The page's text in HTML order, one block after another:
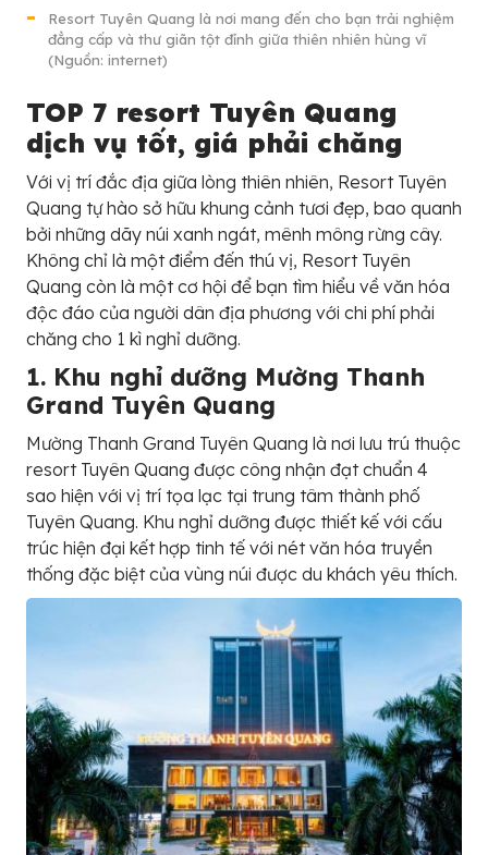
Resort Tuyên Quang là nơi mang đến cho bạn trải nghiệm
đẳng cấp và thư giãn tột đỉnh giữa thiên nhiên hùng vĩ
(Nguồn: internet)
TOP 7 resort Tuyên Quang
dịch vụ tốt, giá phải chăng
Với vị trí đắc địa giữa lòng thiên nhiên, Resort Tuyên
Quang tự hào sở hữu khung cảnh tươi đẹp, bao quanh
bởi những dãy núi xanh ngát, mênh mông rừng cây.
Không chỉ là một điểm đến thú vị, Resort Tuyên
Quang còn là một cơ hội để bạn tìm hiểu về văn hóa
độc đáo của người dân địa phương với chi phí phải
chăng cho 1 kì nghỉ dưỡng.
1. Khu nghỉ dưỡng Mường Thanh
Grand Tuyên Quang
Mường Thanh Grand Tuyên Quang là nơi lưu trú thuộc
resort Tuyên Quang được công nhận đạt chuẩn 4
sao hiện với vị trí tọa lạc tại trung tâm thành phố
Tuyên Quang. Khu nghỉ dưỡng được thiết kế với cấu
trúc hiện đại kết hợp tinh tế với nét văn hóa truyền
thống đặc biệt của vùng núi được du khách yêu thích.